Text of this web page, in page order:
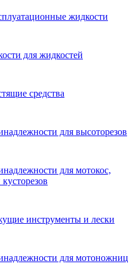
жидкости
для жидкостей
средства
для высоторезов
для мотокос,
инструменты и лески
для мотоножниц